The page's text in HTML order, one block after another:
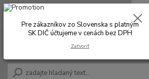
0902 180 499
Pre zákazníkov zo Slovenska s platným
SK DIČ účtujeme v cenách bez DPH
Zatvoriť